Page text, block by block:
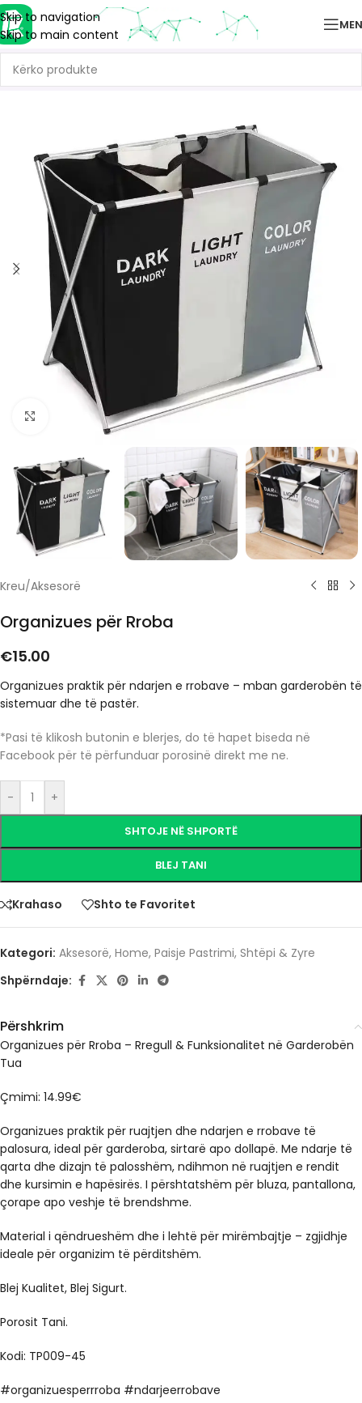
Skip to navigation
Skip to main content
Click to enlarge
Kreu/Aksesorë
Organizues për Rroba
€15.00
Organizues praktik për ndarjen e rrobave – mban garderobën të
sistemuar dhe të pastër.
*Pasi të klikosh butonin e blerjes, do të hapet biseda në
Facebook për të përfunduar porosinë direkt me ne.
- +
SHTOJE NË SHPORTË
BLEJ TANI
Krahaso Shto te Favoritet
Kategori: Aksesorë, Home, Paisje Pastrimi, Shtëpi & Zyre
Shpërndaje:
Përshkrim
Organizues për Rroba – Rregull & Funksionalitet në Garderobën
Tua
Çmimi: 14.99€
Organizues praktik për ruajtjen dhe ndarjen e rrobave të
palosura, ideal për garderoba, sirtarë apo dollapë. Me ndarje të
qarta dhe dizajn të palosshëm, ndihmon në ruajtjen e rendit
dhe kursimin e hapësirës. I përshtatshëm për bluza, pantallona,
çorape apo veshje të brendshme.
Material i qëndrueshëm dhe i lehtë për mirëmbajtje – zgjidhje
ideale për organizim të përditshëm.
Blej Kualitet, Blej Sigurt.
Porosit Tani.
Kodi: TP009-45
#organizuesperrroba #ndarjeerrobave